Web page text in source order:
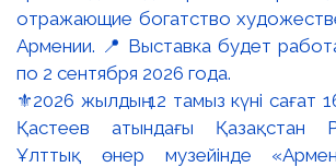
⚜️2026 жылдың 12 тамыз күні сағат
Қастеев атындағы Қазақстан
Ұлттық өнер музейінде